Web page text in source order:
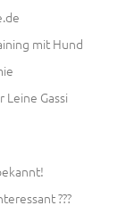
mit Hund
Gassi
???